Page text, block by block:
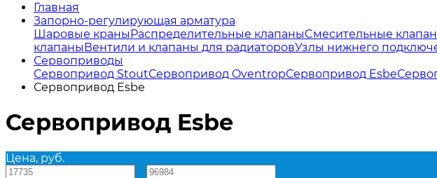
Главная
Запорно-регулирующая арматура
Шаровые краныРаспределительные клапаныCмесительные
клапаныВентили и клапаны для радиаторовУзлы нижнего
Сервоприводы
Сервопривод StoutСервопривод OventropСервопривод Esbe
Сервопривод Esbe
Сервопривод Esbe
Цена, руб.